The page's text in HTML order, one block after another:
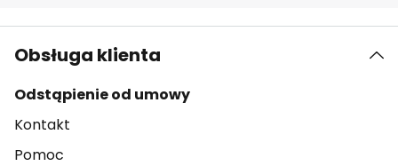
Obsługa klienta
Odstąpienie od umowy
Kontakt
Pomoc